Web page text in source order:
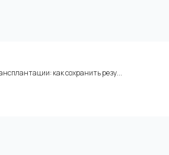
как сохранить резу...